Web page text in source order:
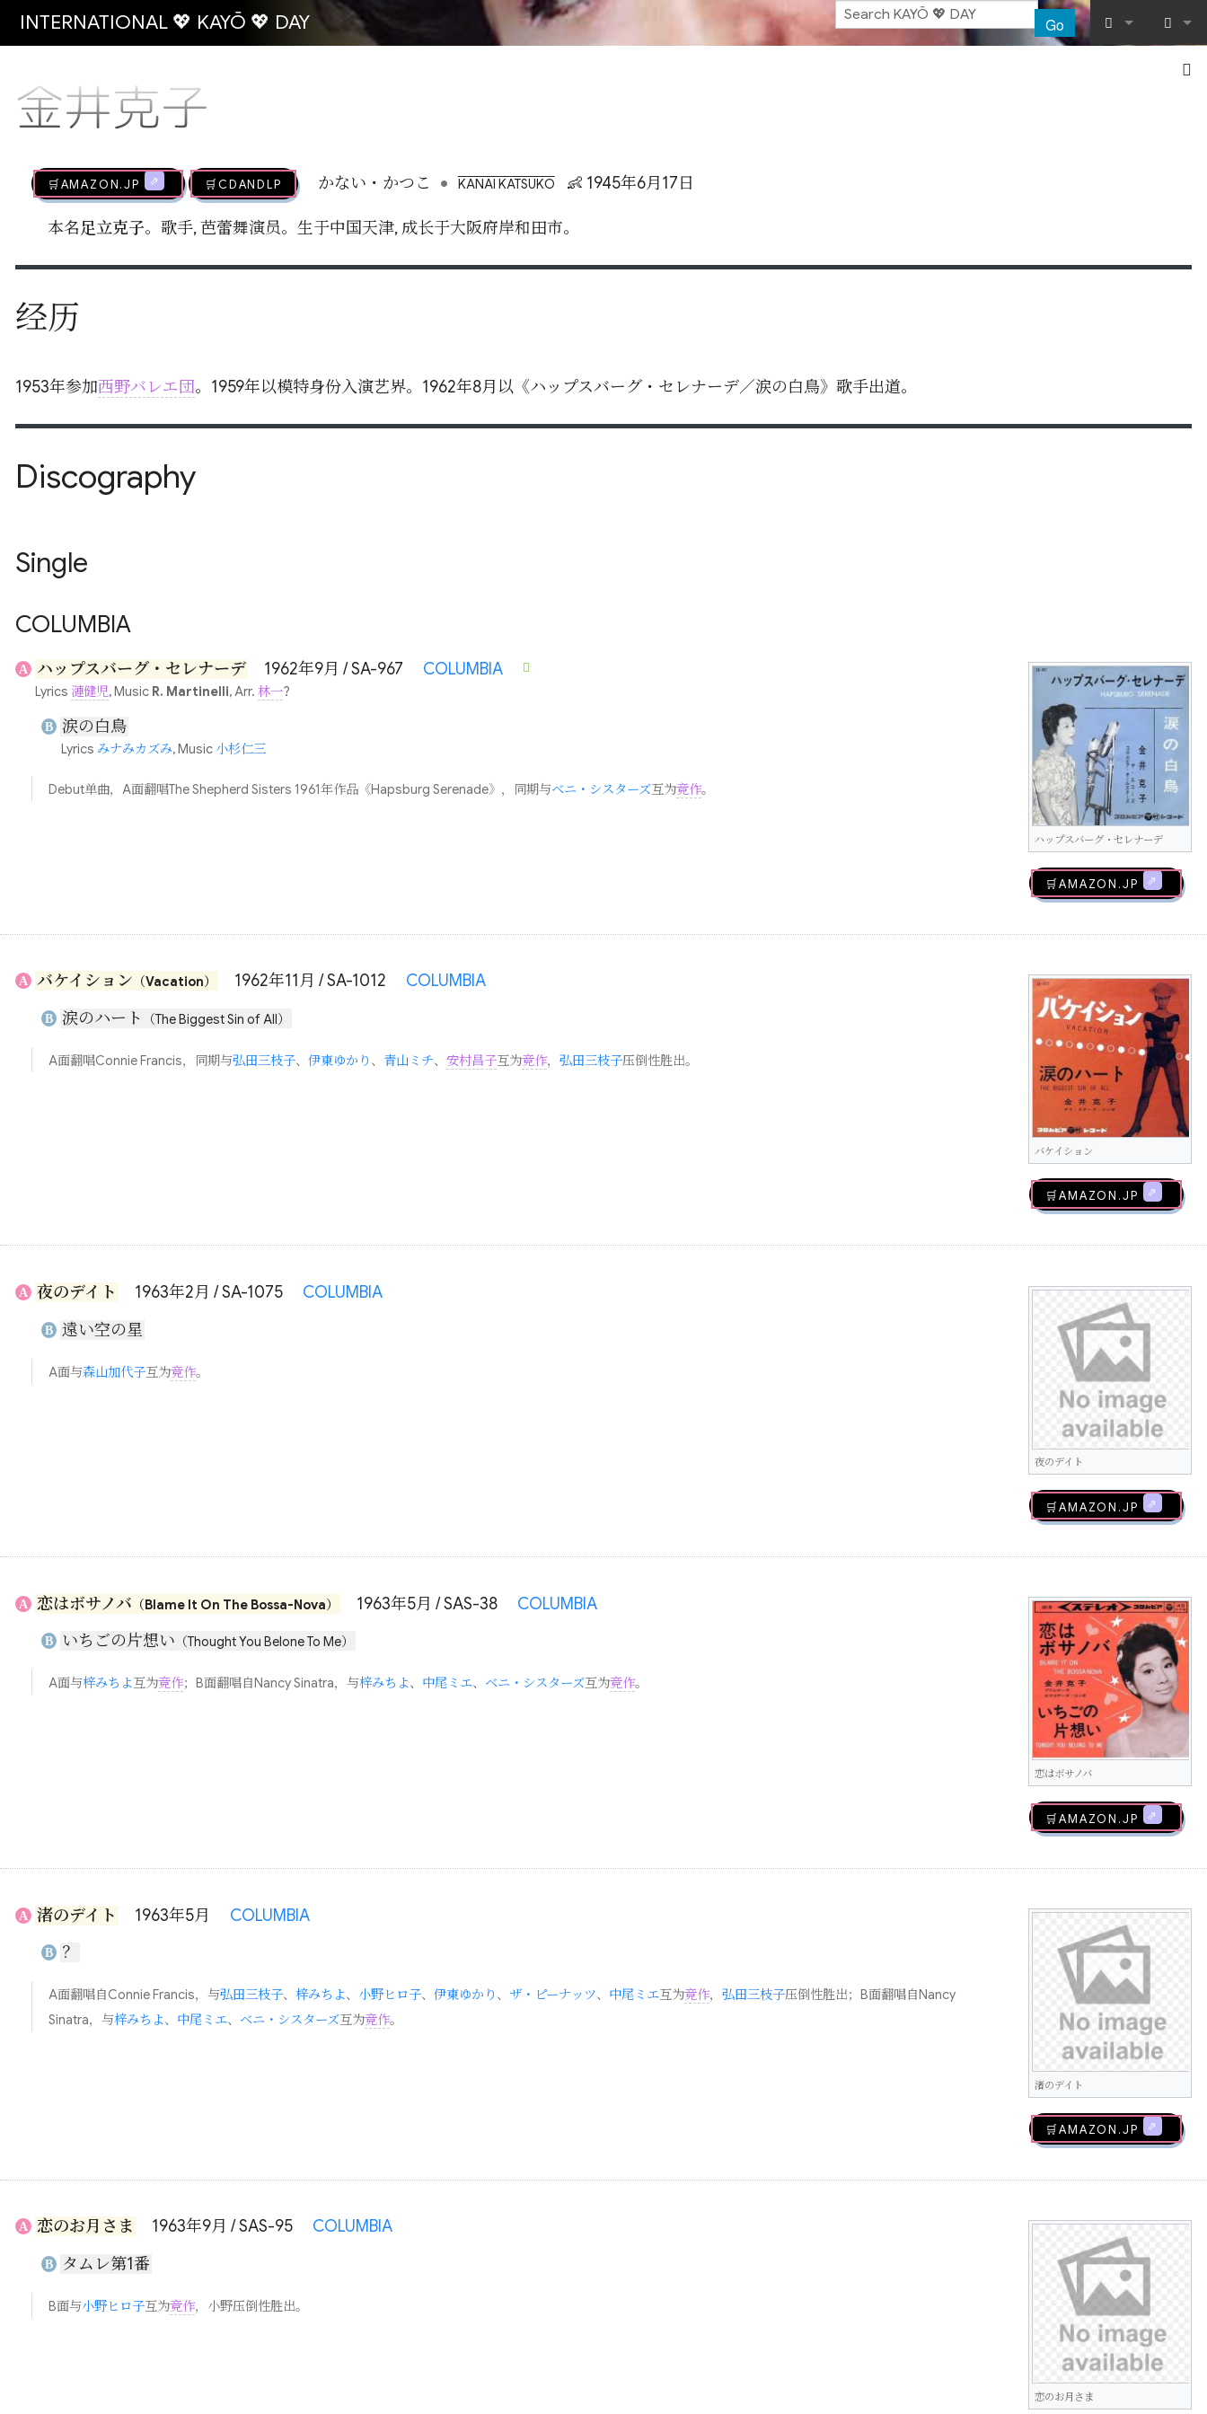
INTERNATIONAL 💖 KAYŌ 💖 DAY Go
What links
Log in
金井克子
🛒AMAZON.jp 🛒CDandLP かない・かつこ • KANAI KATSUKO 👶 1945年6月17日
本名足立克子。歌手, 芭蕾舞演员。生于中国天津, 成长于大阪府岸和田市。
经历
1953年参加西野バレエ団。1959年以模特身份入演艺界。1962年8月以《ハップスバーグ・セレナーデ／涙の白鳥》歌手出道。
Discography
Single
COLUMBIA
A ハップスバーグ・セレナーデ 1962年9月 / SA-967 COLUMBIA
Lyrics 漣健児, Music R. Martinelli, Arr. 林一?
B 涙の白鳥
Lyrics みナみカズみ, Music 小杉仁三
Debut单曲，A面翻唱The Shepherd Sisters 1961年作品《Hapsburg Serenade》，同期与ベニ・シスターズ互为竞作。
ハップスバーグ・セレナーデ
🛒AMAZON.jp
A バケイション （Vacation） 1962年11月 / SA-1012 COLUMBIA
B 涙のハート （The Biggest Sin of All）
A面翻唱Connie Francis，同期与弘田三枝子、 伊東ゆかり 、 青山ミチ、 安村昌子互为竞作， 弘田三枝子压倒性胜出。
バケイション
🛒AMAZON.jp
A 夜のデイト 1963年2月 / SA-1075 COLUMBIA
B 遠い空の星
A面与森山加代子互为竞作。
夜のデイト
🛒AMAZON.jp
A 恋はボサノバ （Blame It On The Bossa-Nova） 1963年5月 / SAS-38 COLUMBIA
B いちごの片想い （Thought You Belone To Me）
A面与梓みちよ互为竞作；B面翻唱自Nancy Sinatra，与梓みちよ、 中尾ミエ、 ベニ・シスターズ互为竞作。
恋はボサノバ
🛒AMAZON.jp
A 渚のデイト 1963年5月 COLUMBIA
B ？
A面翻唱自Connie Francis，与弘田三枝子、 梓みちよ、 小野ヒロ子、 伊東ゆかり 、 ザ・ピーナッツ、 中尾ミエ互为竞作， 弘田三枝子压倒性胜出；B面翻唱自Nancy
Sinatra，与梓みちよ、 中尾ミエ、 ベニ・シスターズ互为竞作。
渚のデイト
🛒AMAZON.jp
A 恋のお月さま 1963年9月 / SAS-95 COLUMBIA
B タムレ第1番
B面与小野ヒロ子互为竞作，小野压倒性胜出。
恋のお月さま